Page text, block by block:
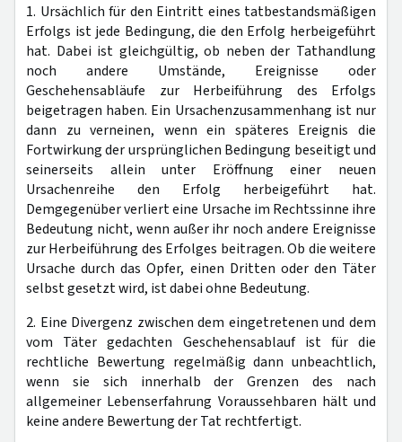
1. Ursächlich für den Eintritt eines tatbestandsmäßigen
Erfolgs ist jede Bedingung, die den Erfolg herbeigeführt
hat. Dabei ist gleichgültig, ob neben der Tathandlung
noch andere Umstände, Ereignisse oder
Geschehensabläufe zur Herbeiführung des Erfolgs
beigetragen haben. Ein Ursachenzusammenhang ist nur
dann zu verneinen, wenn ein späteres Ereignis die
Fortwirkung der ursprünglichen Bedingung beseitigt und
seinerseits allein unter Eröffnung einer neuen
Ursachenreihe den Erfolg herbeigeführt hat.
Demgegenüber verliert eine Ursache im Rechtssinne ihre
Bedeutung nicht, wenn außer ihr noch andere Ereignisse
zur Herbeiführung des Erfolges beitragen. Ob die weitere
Ursache durch das Opfer, einen Dritten oder den Täter
selbst gesetzt wird, ist dabei ohne Bedeutung.
2. Eine Divergenz zwischen dem eingetretenen und dem
vom Täter gedachten Geschehensablauf ist für die
rechtliche Bewertung regelmäßig dann unbeachtlich,
wenn sie sich innerhalb der Grenzen des nach
allgemeiner Lebenserfahrung Voraussehbaren hält und
keine andere Bewertung der Tat rechtfertigt.